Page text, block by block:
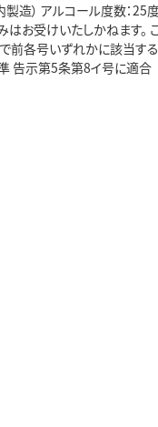
） アルコール度数：25
お受けいたしかねます。
各号いずれかに該当す
告示第5条第8イ号に適